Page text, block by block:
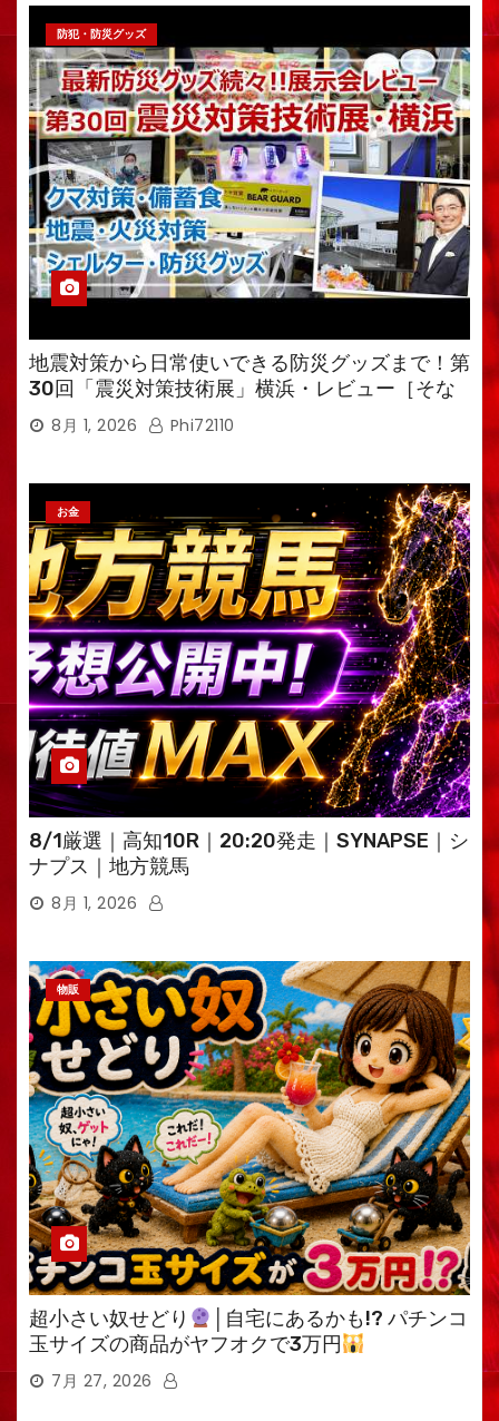
防犯・防災グッズ
地震対策から日常使いできる防災グッズまで！第
30回「震災対策技術展」横浜・レビュー［そな
えるTV・高荷智也］
8月 1, 2026 Phi72110
お金
8/1厳選｜高知10R｜20:20発走｜SYNAPSE｜シ
ナプス｜地方競馬
8月 1, 2026
物販
超小さい奴せどり
│自宅にあるかも!? パチンコ
玉サイズの商品がヤフオクで3万円
7月 27, 2026